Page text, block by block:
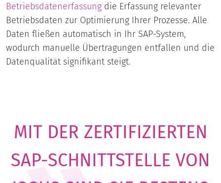
Betriebsdatenerfassung die Erfassung relevanter
Betriebsdaten zur Optimierung Ihrer Prozesse. Alle
Daten fließen automatisch in Ihr SAP-System,
wodurch manuelle Übertragungen entfallen und die
Datenqualität signifikant steigt.
MIT DER ZERTIFIZIERTEN
SAP-SCHNITTSTELLE VON